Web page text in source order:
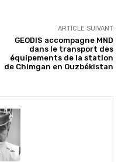
ARTICLE SUIVANT
GEODIS accompagne MND
dans le transport des
équipements de la station
de Chimgan en Ouzbékistan